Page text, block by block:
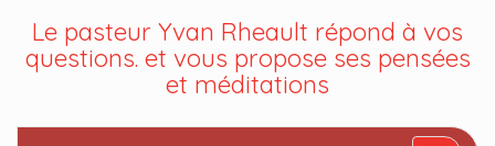
Le pasteur Yvan Rheault répond à vos
questions. et vous propose ses pensées
et méditations